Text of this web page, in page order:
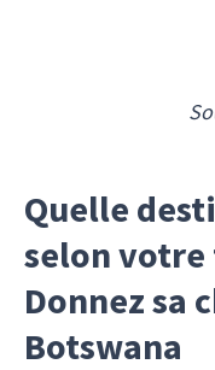
Quelle
selon votre
Donnez sa
Botswana